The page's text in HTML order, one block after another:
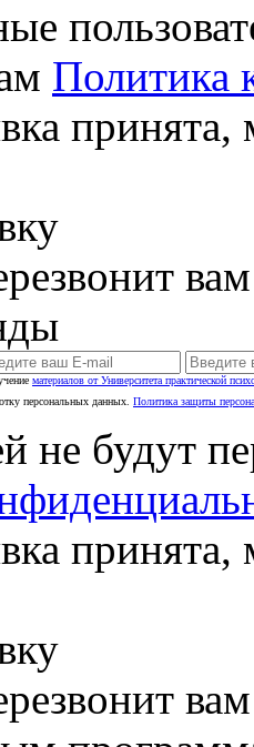
Политика
материалов от Университета практической
персональных данных. Политика защиты
не будут